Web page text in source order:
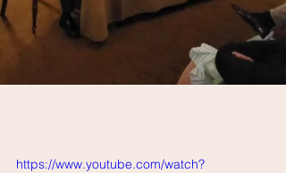
https://www.youtube.com/watch?